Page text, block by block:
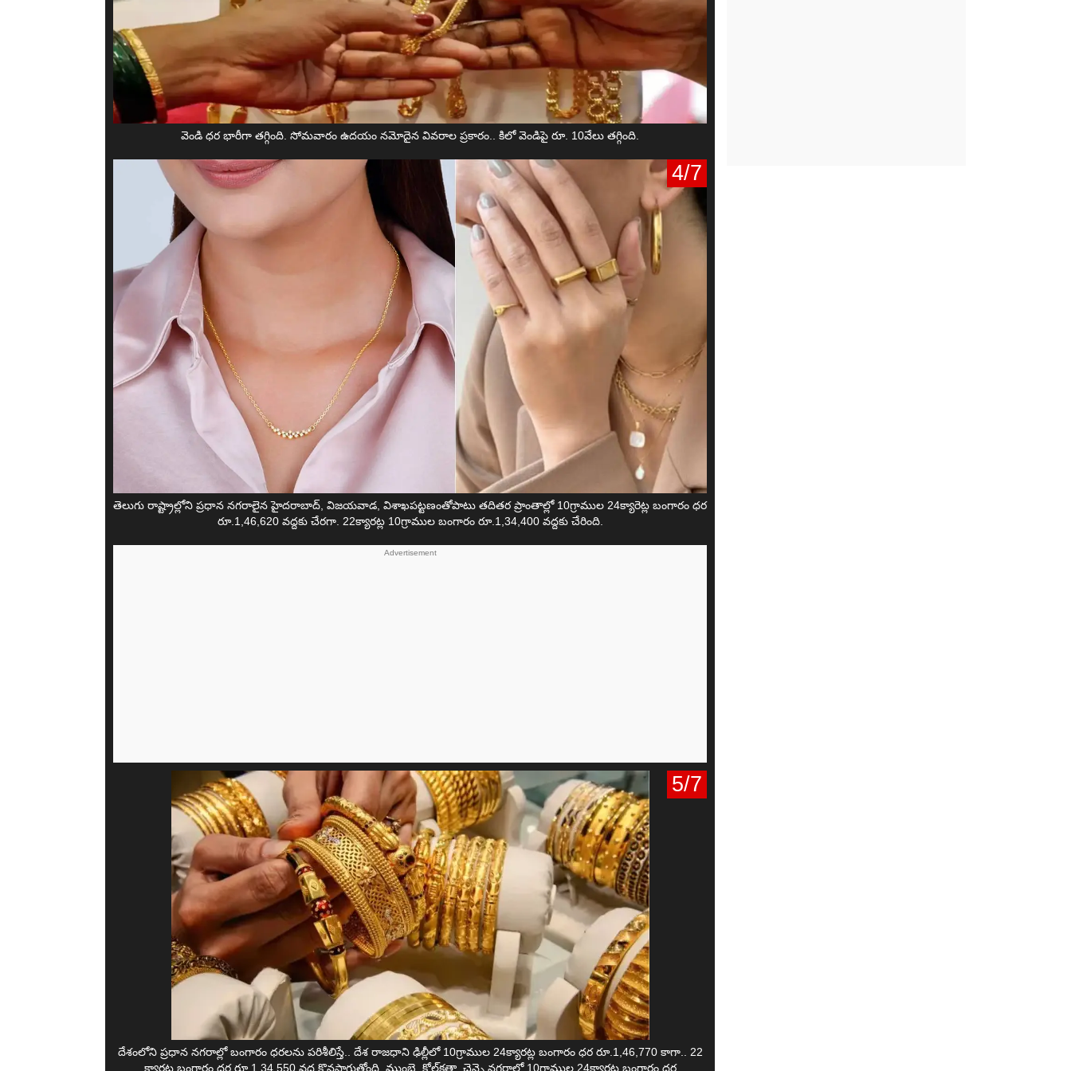
వెండి ధర భారీగా తగ్గింది. సోమవారం ఉదయం నమోదైన వివరాల ప్రకారం.. కిలో వెండిపై రూ. 10వేలు తగ్గింది.
4/7
తెలుగు రాష్ట్రాల్లోని ప్రధాన నగరాలైన హైదరాబాద్, విజయవాడ, విశాఖపట్టణంతోపాటు తదితర ప్రాంతాల్లో 10గ్రాముల 24క్యారెట్ల బంగారం ధర
రూ.1,46,620 వద్దకు చేరగా. 22క్యారట్ల 10గ్రాముల బంగారం రూ.1,34,400 వద్దకు చేరింది.
5/7
దేశంలోని ప్రధాన నగరాల్లో బంగారం ధరలను పరిశీలిస్తే.. దేశ రాజధాని ఢిల్లీలో 10గ్రాముల 24క్యారట్ల బంగారం ధర రూ.1,46,770 కాగా.. 22
క్యారట్ల బంగారం ధర రూ.1,34,550 వద్ద కొనసాగుతోంది. ముంబై, కోల్‌కతా, చెన్నై నగరాల్లో 10గ్రాముల 24క్యారట్ల బంగారం ధర